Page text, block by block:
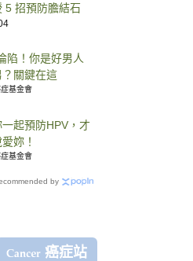
5 招預防膽結石
陷！你是好男人
關鍵在這
基金會
起預防HPV，才
妳！
基金會
by
癌症站